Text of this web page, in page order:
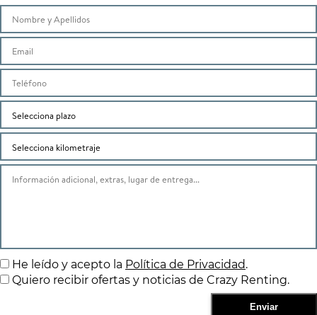
He leído y acepto la Política de Privacidad.
Quiero recibir ofertas y noticias de Crazy Renting.